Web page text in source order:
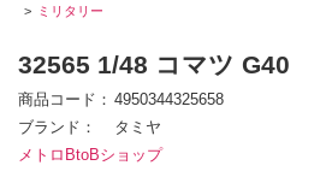
ミリタリー
32565 1/48 コマツ G40
商品コード
4950344325658
ブランド
タミヤ
メトロBtoBショップ